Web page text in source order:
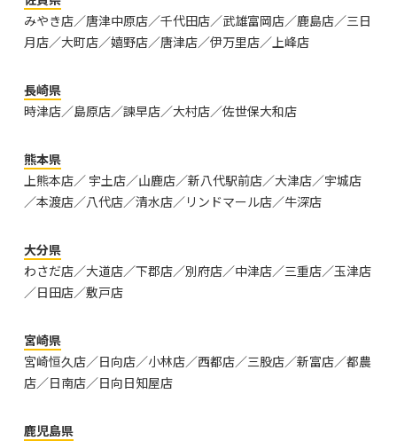
みやき店／唐津中原店／千代田店／武雄富岡店／鹿島店／三日
月店／大町店／嬉野店／唐津店／伊万里店／上峰店
長崎県
時津店／島原店／諫早店／大村店／佐世保大和店
熊本県
上熊本店／ 宇土店／山鹿店／新八代駅前店／大津店／宇城店
／本渡店／八代店／清水店／リンドマール店／牛深店
大分県
わさだ店／大道店／下郡店／別府店／中津店／三重店／玉津店
／日田店／敷戸店
宮崎県
宮崎恒久店／日向店／小林店／西都店／三股店／新富店／都農
店／日南店／日向日知屋店
鹿児島県